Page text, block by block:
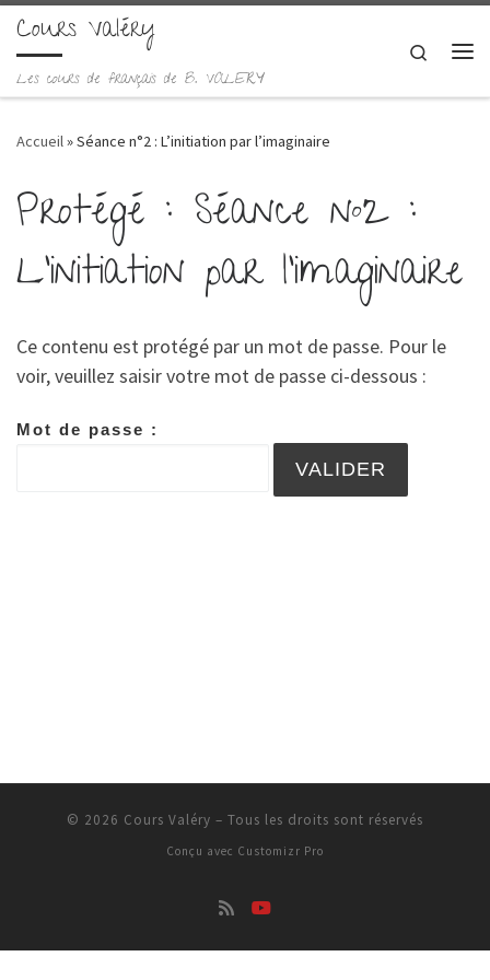
Skip to content
Cours Valéry
Les cours de français de B. VALERY
Search
Accueil»Séance n°2 : L’initiation par l’imaginaire
Protégé : Séance n°2 :
L’initiation par l’imaginaire
Ce contenu est protégé par un mot de passe. Pour le
voir, veuillez saisir votre mot de passe ci-dessous :
Mot de passe :
© 2026 Cours Valéry – Tous les droits sont réservés
Conçu avec Customizr Pro